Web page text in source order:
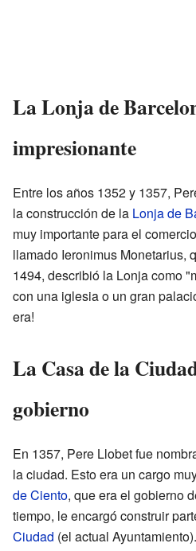
La Lonja de
impresionante
Entre los años 1352 y 1357,
la construcción de la Lonja de
muy importante para el
llamado Ieronimus Monetarius,
1494, describió la Lonja como
con una iglesia o un gran
era!
La Casa de la
gobierno
En 1357, Pere Llobet fue
la ciudad. Esto era un cargo
de Ciento, que era el gobierno
tiempo, le encargó construir
Ciudad (el actual